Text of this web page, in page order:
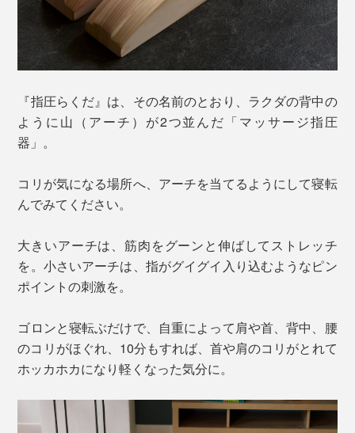
『指圧らくだ』は、その名前のとおり、ラクダの背中の
ように山（アーチ）が2つ並んだ「マッサージ指圧
器」。
コリが気になる場所へ、アーチを当てるようにして寝転
んでみてください。
大きいアーチは、筋肉をグーンと伸ばしてストレッチ
を。小さいアーチは、指がグイグイ入り込むようなピン
ポイントの刺激を。
ゴロンと寝転ぶだけで、自重によって肩や首、背中、腰
のコリがほぐれ、10分もすれば、首や肩のコリがとれて
ホッカホカになり軽くなった気分に。